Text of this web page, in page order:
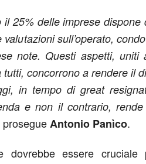
25% delle imprese
sull’operato,
note. Questi aspetti,
concorrono a rendere il
in tempo di great
e non il contrario,
prosegueAntonio Panìco.
essere cruciale